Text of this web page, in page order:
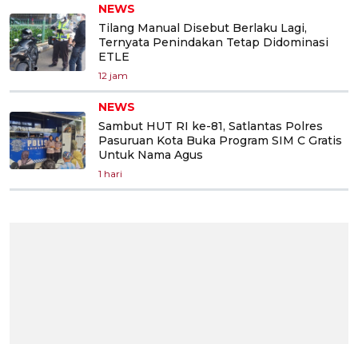
NEWS
Tilang Manual Disebut Berlaku Lagi,
Ternyata Penindakan Tetap Didominasi
ETLE
12 jam
NEWS
Sambut HUT RI ke-81, Satlantas Polres
Pasuruan Kota Buka Program SIM C Gratis
Untuk Nama Agus
1 hari